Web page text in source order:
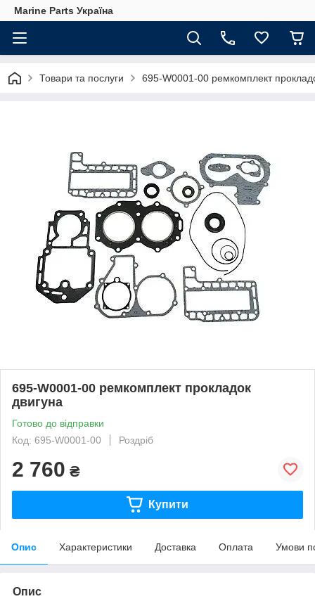
Marine Parts Україна
Товари та послуги 695-W0001-00 ремкомплект
695-W0001-00 ремкомплект прокладок
двигуна
Готово до відправки
Код: 695-W0001-00
Роздріб
2 760 ₴
Купити
Опис Характеристики Доставка Оплата Умови
Опис